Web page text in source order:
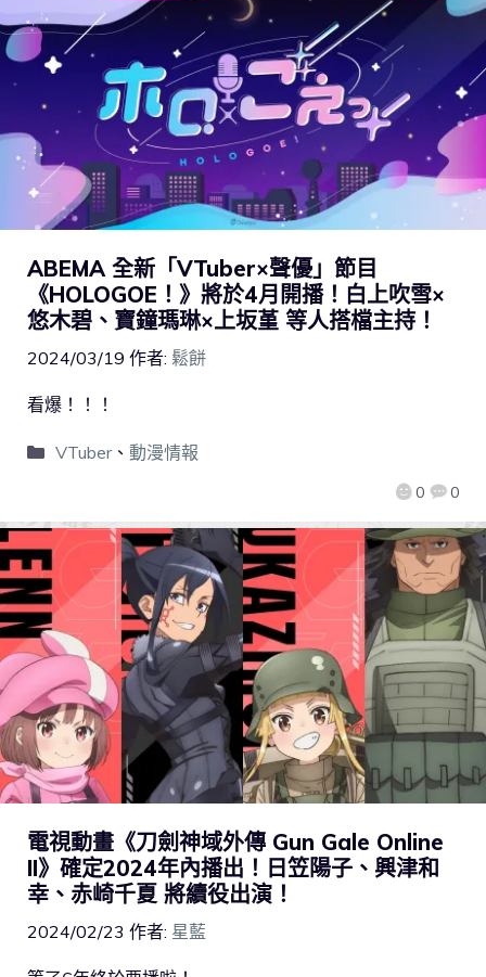
ABEMA 全新「VTuber×聲優」節目
《HOLOGOE！》將於4月開播！白上吹雪×
悠木碧、寶鐘瑪琳×上坂堇 等人搭檔主持！
2024/03/19 作者: 鬆餅
0 0
看爆！！！
VTuber、 動漫情報
電視動畫《刀劍神域外傳 Gun Gale Online
II》確定2024年內播出！日笠陽子、興津和
幸、赤崎千夏 將續役出演！
2024/02/23 作者: 星藍